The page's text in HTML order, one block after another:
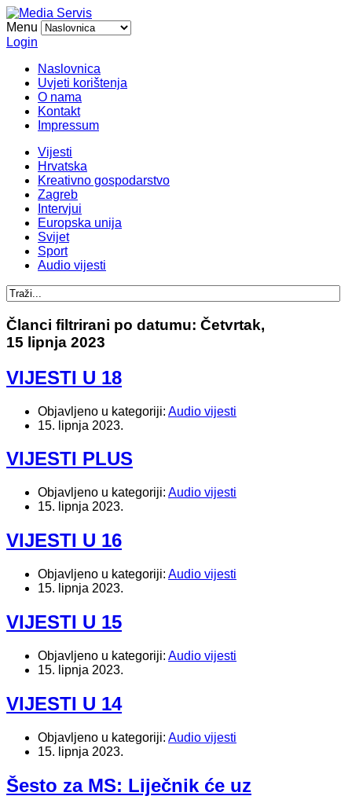
Menu
Login
Naslovnica
Uvjeti korištenja
O nama
Kontakt
Impressum
Vijesti
Hrvatska
Kreativno gospodarstvo
Zagreb
Intervjui
Europska unija
Svijet
Sport
Audio vijesti
Članci filtrirani po datumu: Četvrtak,
15 lipnja 2023
VIJESTI U 18
Objavljeno u kategoriji: Audio vijesti
15. lipnja 2023.
VIJESTI PLUS
Objavljeno u kategoriji: Audio vijesti
15. lipnja 2023.
VIJESTI U 16
Objavljeno u kategoriji: Audio vijesti
15. lipnja 2023.
VIJESTI U 15
Objavljeno u kategoriji: Audio vijesti
15. lipnja 2023.
VIJESTI U 14
Objavljeno u kategoriji: Audio vijesti
15. lipnja 2023.
Šesto za MS: Liječnik će uz